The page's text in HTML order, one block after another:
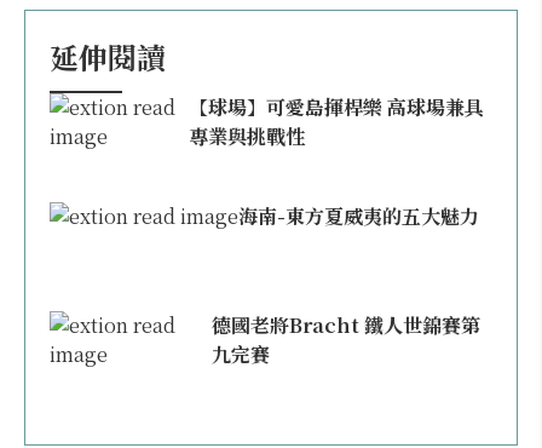
延伸閱讀
【球場】可愛島揮桿樂 高球場兼具
專業與挑戰性
海南-東方夏威夷的五大魅力
德國老將Bracht 鐵人世錦賽第
九完賽